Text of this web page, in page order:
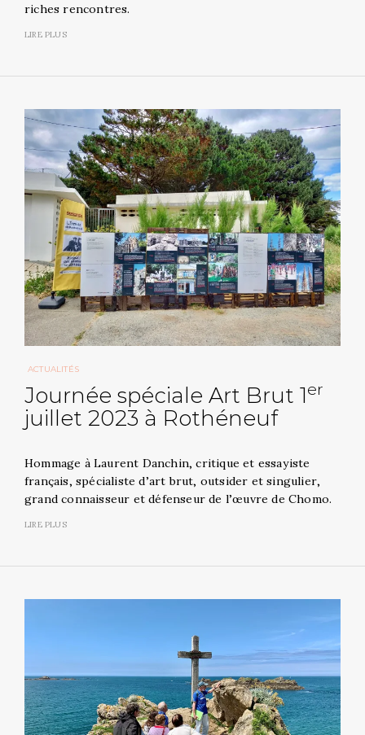
riches rencontres.
LIRE PLUS
ACTUALITÉS
Journée spéciale Art Brut 1er
juillet 2023 à Rothéneuf
Hommage à Laurent Danchin, critique et essayiste
français, spécialiste d’art brut, outsider et singulier,
grand connaisseur et défenseur de l’œuvre de Chomo.
LIRE PLUS